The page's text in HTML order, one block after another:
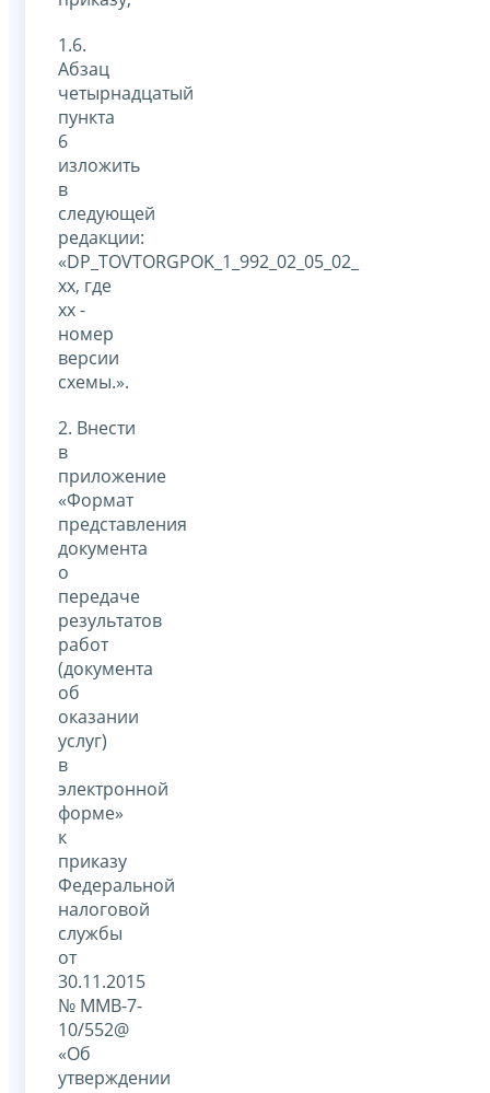
1.6.
Абзац
четырнадцатый
пункта
6
изложить
в
следующей
редакции:
«DP_TOVTORGPOK_1_992_02_05_02_
xx, где
xx -
номер
версии
схемы.».
2. Внести
в
приложение
«Формат
представления
документа
о
передаче
результатов
работ
(документа
об
оказании
услуг)
в
электронной
форме»
к
приказу
Федеральной
налоговой
службы
от
30.11.2015
№ ММВ-7-
10/552@
«Об
утверждении